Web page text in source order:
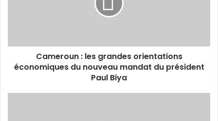
mandat
président
Cameroun : les grandes orientations
économiques du nouveau mandat du président
Paul Biya